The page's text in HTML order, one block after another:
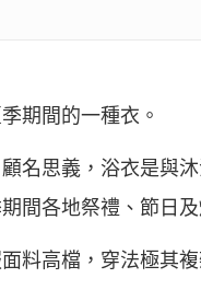
期間的一種衣。
名思義，浴衣是與
間各地祭禮、節日及
料高檔，穿法極其